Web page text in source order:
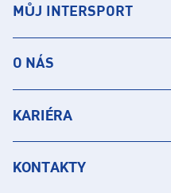
MŮJ INTERSPORT
O NÁS
KARIÉRA
KONTAKTY